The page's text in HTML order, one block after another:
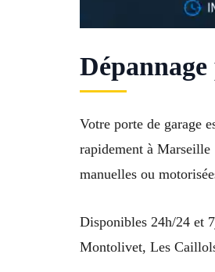
Votre porte de garage
rapidement à Marseille
manuelles ou
Disponibles 24h/24 et
Montolivet, Les